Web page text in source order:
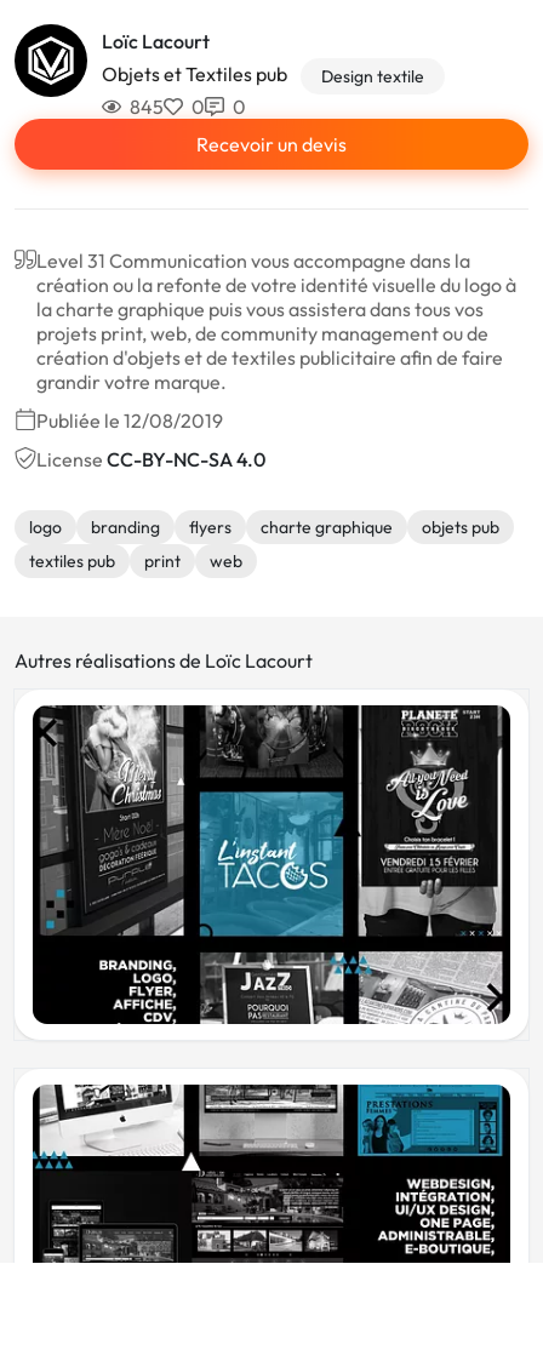
Loïc Lacourt
Objets et Textiles pub
Design textile
845 0
0
Recevoir un devis
Level 31 Communication vous accompagne dans la
création ou la refonte de votre identité visuelle du logo à
la charte graphique puis vous assistera dans tous vos
projets print, web, de community management ou de
création d'objets et de textiles publicitaire afin de faire
grandir votre marque.
Publiée le 12/08/2019
License CC-BY-NC-SA 4.0
logo branding flyers charte graphique
objets pub
textiles pub
print web
Autres réalisations de Loïc Lacourt